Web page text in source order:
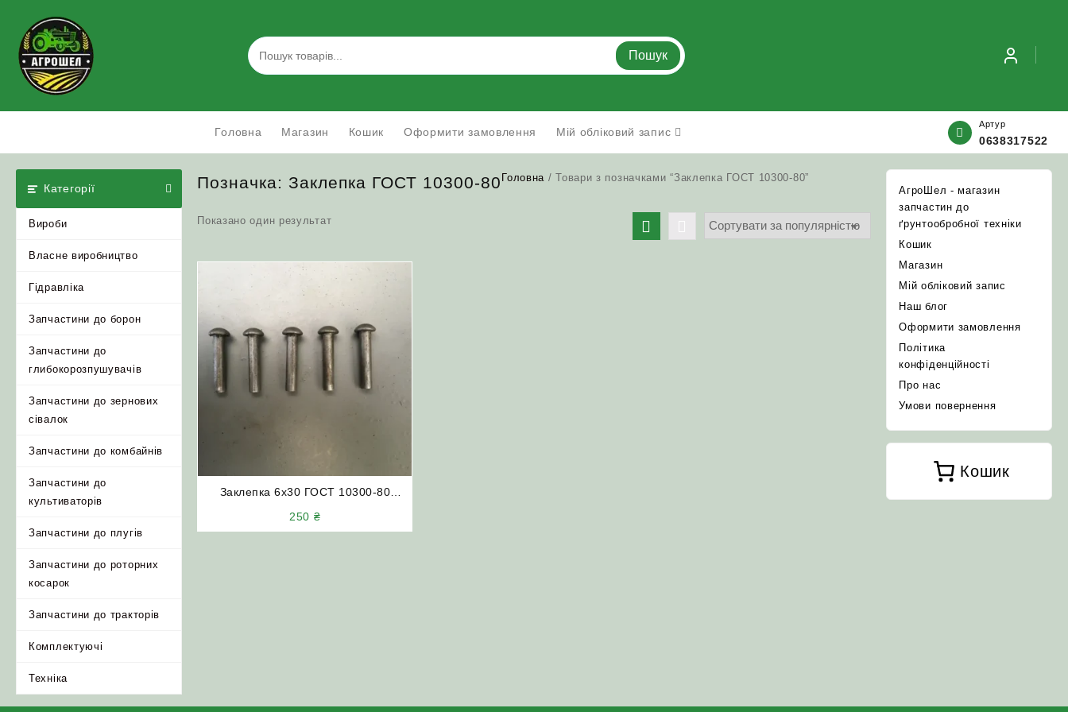
content
Пошук
Головна Магазин Кошик Оформити замовлення Мій обліковий запис
Артур
0638317522
Категорії
Вироби
Власне виробництво
Гідравліка
Запчастини до борон
Запчастини до
глибокорозпушувачів
Запчастини до зернових
сівалок
Запчастини до комбайнів
Запчастини до
культиваторів
Запчастини до плугів
Запчастини до роторних
косарок
Запчастини до тракторів
Комплектуючі
Техніка
Позначка: Заклепка ГОСТ 10300-80 Головна / Товари з позначками “Заклепка ГОСТ 10300-80”
Показано один результат
Заклепка 6х30 ГОСТ 10300-80
250 ₴
АгроШел - магазин
запчастин до
ґрунтообробної техніки
Кошик
Магазин
Мій обліковий запис
Наш блог
Оформити замовлення
Політика
конфіденційності
Про нас
Умови повернення
Кошик